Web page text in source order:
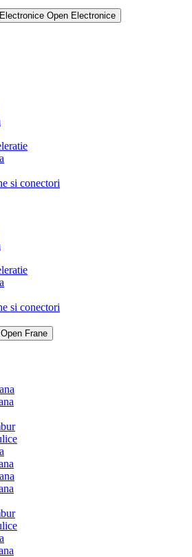
Open Electronice
si conectori
si conectori
Open Frane